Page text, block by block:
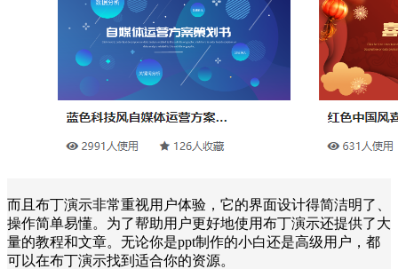
而且布丁演示非常重视用户体验，它的界面设计得简洁明了、
操作简单易懂。为了帮助用户更好地使用布丁演示还提供了大
量的教程和文章。无论你是ppt制作的小白还是高级用户，都
可以在布丁演示找到适合你的资源。